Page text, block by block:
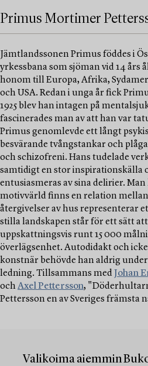
Primus Mortimer
Jämtlandssonen Primus föddes i
yrkessbana som sjöman vid 14 års
honom till Europa, Afrika,
och USA. Redan i unga år fick
1925 blev han intagen på
fascinerades man av att han var
Primus genomlevde ett långt
besvärande tvångstankar och
och schizofreni. Hans tudelade
samtidigt en stor inspirationskälla
entusiasmeras av sina delirier.
motivvärld finns en relation
återgivelser av hus representerar
stilla landskapen står för ett sätt
uppskattningsvis runt 15 000
överlägsenhet. Autodidakt och
konstnär behövde han aldrig
ledning. Tillsammans med
Johan
och Axel Pettersson,
Pettersson en av Sveriges främsta
Valikoima aiemmin